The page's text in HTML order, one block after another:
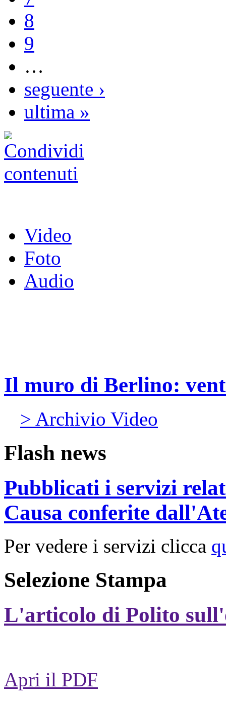
8
9
…
seguente ›
ultima »
Video
Foto
Audio
Il muro di Berlino:
> Archivio Video
Flash news
Pubblicati i servizi
Causa conferite
Per vedere i servizi clicca
Selezione Stampa
L'articolo di Polito
Apri il PDF